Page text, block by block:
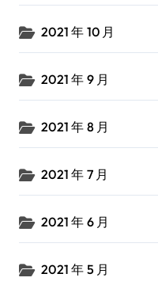
2021 年 10 月
2021 年 9 月
2021 年 8 月
2021 年 7 月
2021 年 6 月
2021 年 5 月